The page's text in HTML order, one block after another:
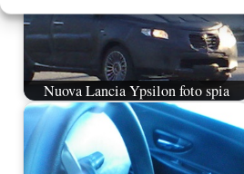
Nuova Lancia Ypsilon foto spia